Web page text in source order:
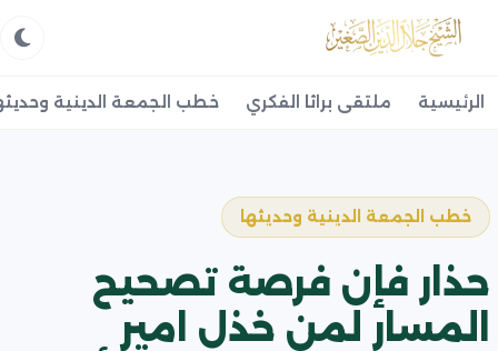
الرئيسية ملتقى براثا الفكري خطب الجمعة الدينية
خطب الجمعة الدينية وحديثها
حذار فإن فرصة تصحيح
المسار لمن خذل امير